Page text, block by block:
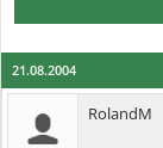
21.08.2004
RolandM